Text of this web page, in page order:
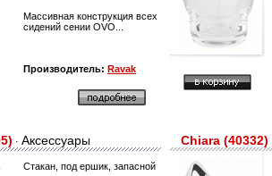
Массивная конструкция всех
сидений сении OVO...
Производитель: Ravak
· Аксессуары
Стакан, под ершик, запасной
Chiara (40332)